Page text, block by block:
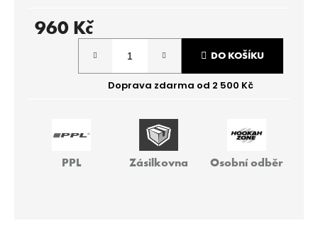
960 Kč
DO KOŠÍKU
PPL Zásilkovna Osobní odběr